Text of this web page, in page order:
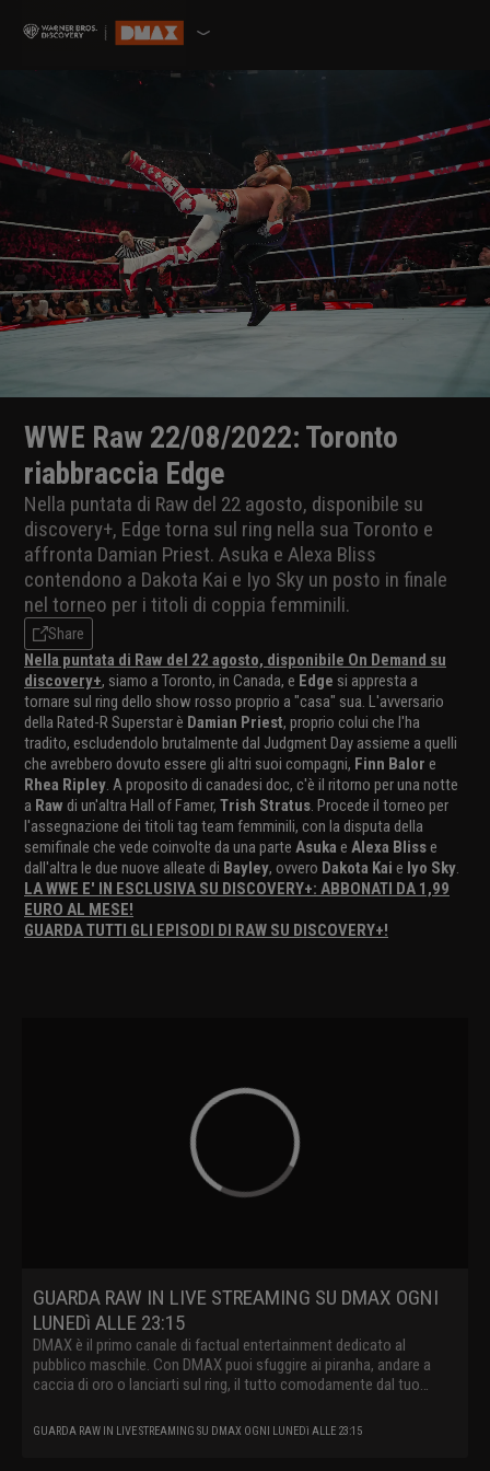
WWE Raw 22/08/2022: Toronto
riabbraccia Edge
Nella puntata di Raw del 22 agosto, disponibile su
discovery+, Edge torna sul ring nella sua Toronto e
affronta Damian Priest. Asuka e Alexa Bliss
contendono a Dakota Kai e Iyo Sky un posto in finale
nel torneo per i titoli di coppia femminili.
Share
Nella puntata di Raw del 22 agosto, disponibile On Demand su
discovery+, siamo a Toronto, in Canada, e Edge si appresta a
tornare sul ring dello show rosso proprio a "casa" sua. L'avversario
della Rated-R Superstar è Damian Priest, proprio colui che l'ha
tradito, escludendolo brutalmente dal Judgment Day assieme a quelli
che avrebbero dovuto essere gli altri suoi compagni, Finn Balor e
Rhea Ripley. A proposito di canadesi doc, c'è il ritorno per una notte
a Raw di un'altra Hall of Famer, Trish Stratus. Procede il torneo per
l'assegnazione dei titoli tag team femminili, con la disputa della
semifinale che vede coinvolte da una parte Asuka e Alexa Blisse
dall'altra le due nuove alleate di Bayley, ovvero Dakota Kai e Iyo Sky.
LA WWE E' IN ESCLUSIVA SU DISCOVERY+: ABBONATI DA 1,99
EURO AL MESE!
GUARDA TUTTI GLI EPISODI DI RAW SU DISCOVERY+!
GUARDA RAW IN LIVE STREAMING SU DMAX OGNI
LUNEDì ALLE 23:15
DMAX è il primo canale di factual entertainment dedicato al
pubblico maschile. Con DMAX puoi sfuggire ai piranha, andare a
caccia di oro o lanciarti sul ring, il tutto comodamente dal tuo
GUARDA RAW IN LIVE STREAMING SU DMAX OGNI LUNEDì ALLE 23:15